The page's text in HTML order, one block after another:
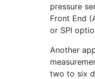
pressure
Front End
or SPI
Another
two to six